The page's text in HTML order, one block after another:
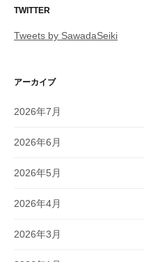
TWITTER
Tweets by SawadaSeiki
アーカイブ
2026年7月
2026年6月
2026年5月
2026年4月
2026年3月